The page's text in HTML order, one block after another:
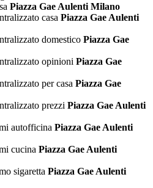
Piazza Gae Aulenti Milano
casa Piazza Gae Aulenti
domestico Piazza Gae
opinioni Piazza Gae
per casa Piazza Gae
prezzi Piazza Gae Aulenti
autofficina Piazza Gae Aulenti
cucina Piazza Gae Aulenti
sigaretta Piazza Gae Aulenti